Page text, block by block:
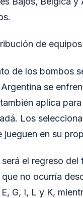
de equipos
de los bombos
se
aplica
Los
jueguen en su
el regreso
no ocurría
G, I, L y K,